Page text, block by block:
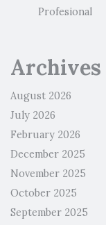
Profesional
Archives
August 2026
July 2026
February 2026
December 2025
November 2025
October 2025
September 2025